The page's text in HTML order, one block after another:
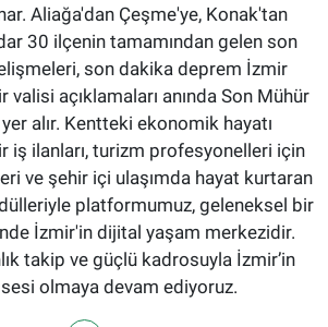
Aliağa'dan Çeşme'ye, Konak'tan
30 ilçenin tamamından gelen son
son dakika deprem İzmir
valisi açıklamaları anında Son Mühür
alır. Kentteki ekonomik hayatı
iş ilanları, turizm profesyonelleri için
ve şehir içi ulaşımda hayat kurtaran
platformumuz, geleneksel bir
İzmir'in dijital yaşam merkezidir.
takip ve güçlü kadrosuyla İzmir’in
olmaya devam ediyoruz.